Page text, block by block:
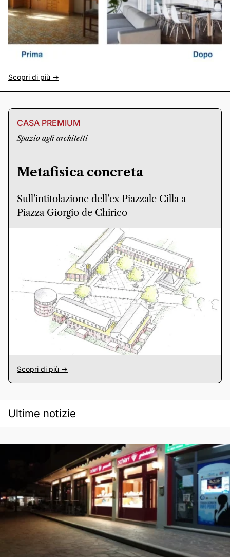
Scopri di più ->
CASA PREMIUM
Spazio agli architetti
Metafisica concreta
Sull’intitolazione dell’ex Piazzale Cilla a
Piazza Giorgio de Chirico
Scopri di più ->
Ultime notizie